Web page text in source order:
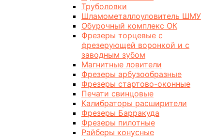
Труболовки
Шламометаллоуловитель ШМУ
Обурочный комплекс ОК
Фрезеры торцевые с
фрезерующей воронкой и с
заводным зубом
Магнитные ловители
Фрезеры арбузообразные
Фрезеры стартово-оконные
Печати свинцовые
Калибраторы расширители
Фрезеры Барракуда
Фрезеры пилотные
Райберы конусные